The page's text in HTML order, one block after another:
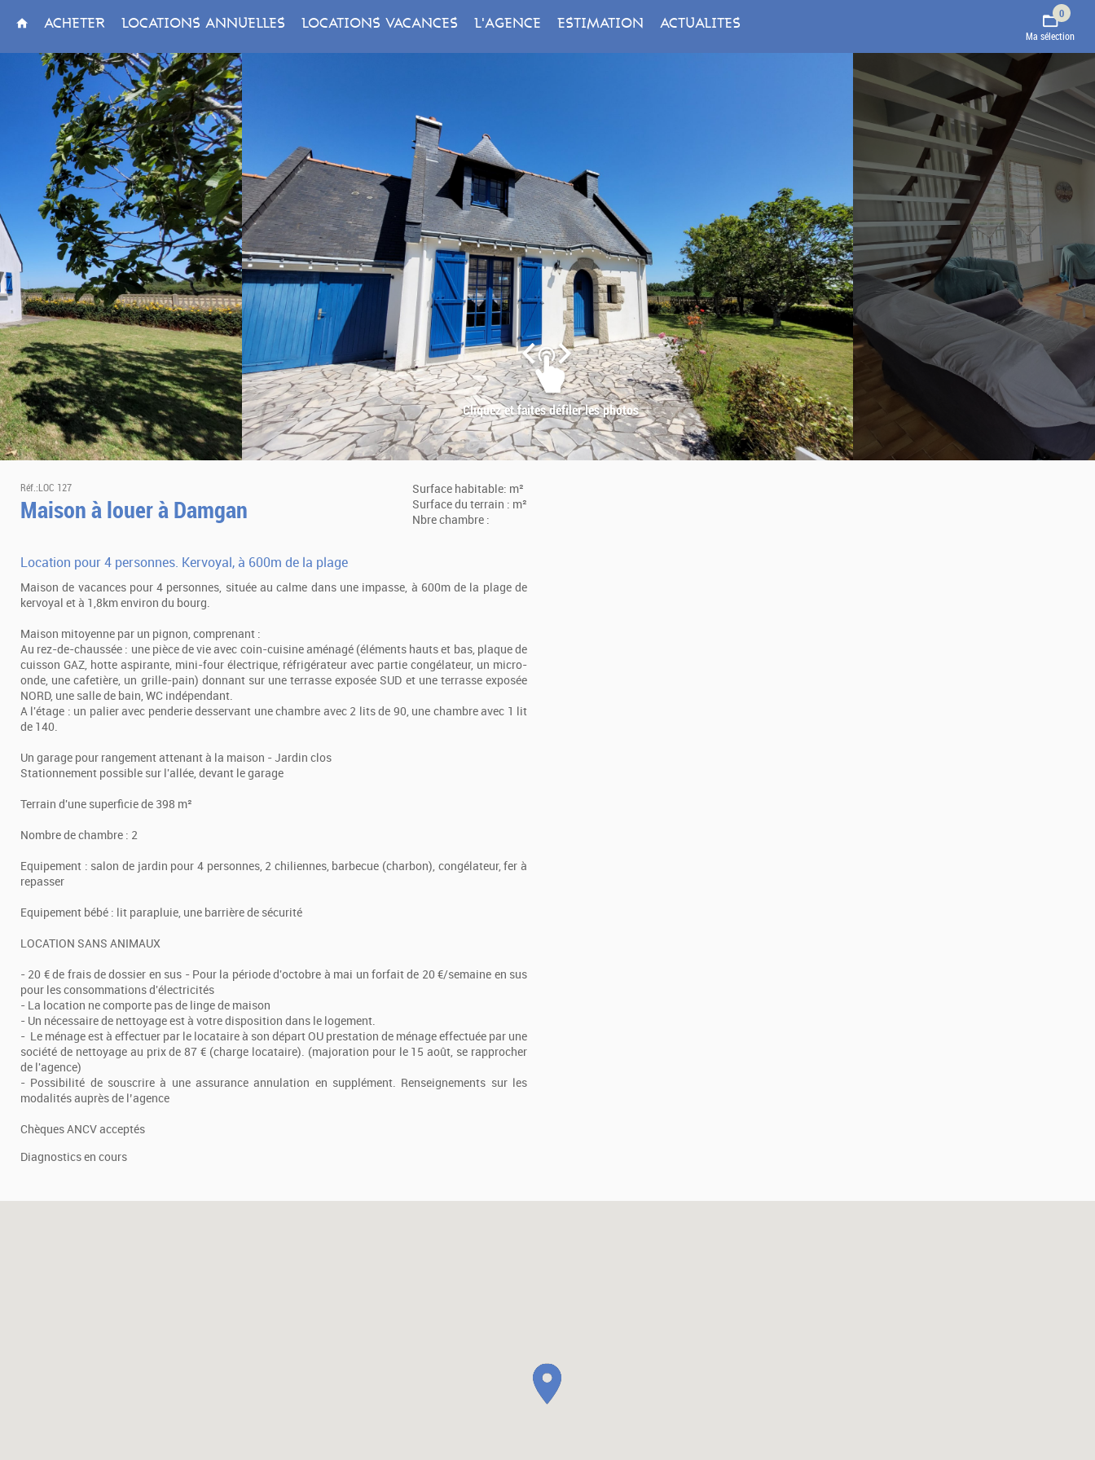
0
Ma sélection
ACHETER LOCATIONS ANNUELLES LOCATIONS VACANCES L'AGENCE ESTIMATION ACTUALITES
Surface habitable: m²
Surface du terrain : m²
Nbre chambre :
Réf.:LOC 127
Maison à louer à Damgan
Location pour 4 personnes. Kervoyal, à 600m de la plage
Maison de vacances pour 4 personnes, située au calme dans une impasse, à 600m de la plage de
kervoyal et à 1,8km environ du bourg.
Maison mitoyenne par un pignon, comprenant :
Au rez-de-chaussée : une pièce de vie avec coin-cuisine aménagé (éléments hauts et bas, plaque de
cuisson GAZ, hotte aspirante, mini-four électrique, réfrigérateur avec partie congélateur, un micro-
onde, une cafetière, un grille-pain) donnant sur une terrasse exposée SUD et une terrasse exposée
NORD, une salle de bain, WC indépendant.
A l'étage : un palier avec penderie desservant une chambre avec 2 lits de 90, une chambre avec 1 lit
de 140.
Un garage pour rangement attenant à la maison - Jardin clos
Stationnement possible sur l'allée, devant le garage
Terrain d'une superficie de 398 m²
Nombre de chambre : 2
Equipement : salon de jardin pour 4 personnes, 2 chiliennes, barbecue (charbon), congélateur, fer à
repasser
Equipement bébé : lit parapluie, une barrière de sécurité
LOCATION SANS ANIMAUX
- 20 € de frais de dossier en sus - Pour la période d'octobre à mai un forfait de 20 €/semaine en sus
pour les consommations d'électricités
- La location ne comporte pas de linge de maison
- Un nécessaire de nettoyage est à votre disposition dans le logement.
- Le ménage est à effectuer par le locataire à son départ OU prestation de ménage effectuée par une
société de nettoyage au prix de 87 € (charge locataire). (majoration pour le 15 août, se rapprocher
de l'agence)
- Possibilité de souscrire à une assurance annulation en supplément. Renseignements sur les
modalités auprès de l’agence
Chèques ANCV acceptés
Diagnostics en cours